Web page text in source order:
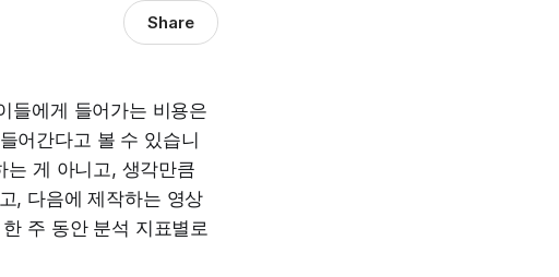
Share
들에게 들어가는 비용은
어간다고 볼 수 있습니
는 게 아니고, 생각만큼
, 다음에 제작하는 영상
주 동안 분석 지표별로